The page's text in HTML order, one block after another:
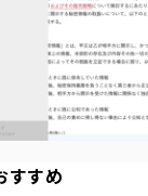
すすめ